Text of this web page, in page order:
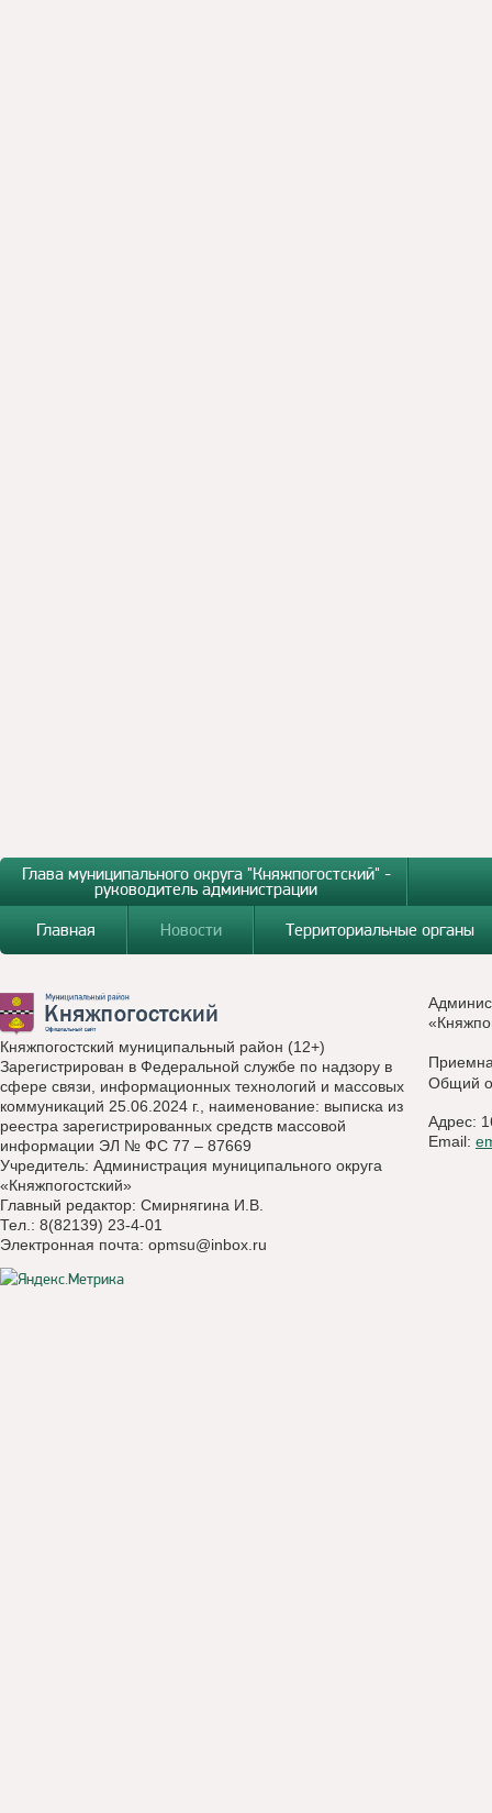
Глава муниципального округа "Княжпогостский" -
руководитель администрации
Главная
Новости Территориальные органы
Княжпогостский муниципальный район (12+)
Зарегистрирован в Федеральной службе по надзору в
сфере связи, информационных технологий и массовых
коммуникаций 25.06.2024 г., наименование: выписка из
реестра зарегистрированных средств массовой
информации ЭЛ № ФС 77 – 87669
Учредитель: Администрация муниципального округа
«Княжпогостский»
Главный редактор: Смирнягина И.В.
Тел.: 8(82139) 23-4-01
Электронная почта: opmsu@inbox.ru
Общий
Адрес:
Email: